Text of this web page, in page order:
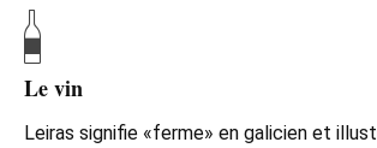
Le vin
Leiras signifie «ferme» en galicien et